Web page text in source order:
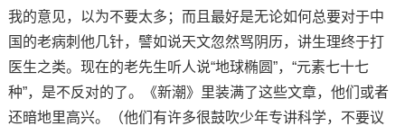
我的意见，以为不要太多；而且最好是无论如何总要对于中
国的老病刺他几针，譬如说天文忽然骂阴历，讲生理终于打
医生之类。现在的老先生听人说“地球椭圆”，“元素七十七
种”，是不反对的了。《新潮》里装满了这些文章，他们或者
还暗地里高兴。（他们有许多很鼓吹少年专讲科学，不要议